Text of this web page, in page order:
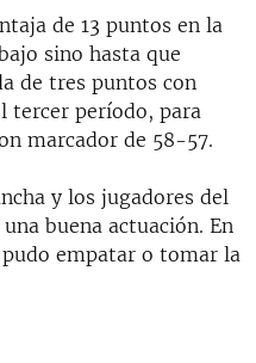
de 13 puntos en la
sino hasta que
de tres puntos con
tercer período, para
marcador de 58-57.
y los jugadores del
buena actuación. En
empatar o tomar la